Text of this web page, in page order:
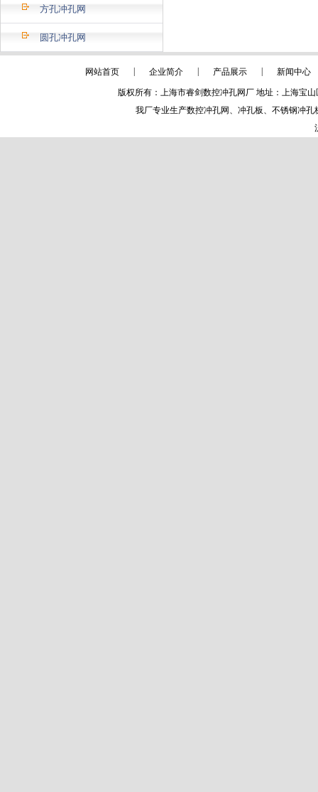
方孔冲孔网
圆孔冲孔网
网站首页 企业简介 产品展示 新闻中心
版权所有：上海市睿剑数控冲孔网厂 地址：上海宝
我厂专业生产数控冲孔网 、冲孔板、不锈钢冲